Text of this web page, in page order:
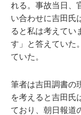
れる。事故当日、
い合わせに吉田氏
ると私は考えてい
す」と答えていた
ていた。
筆者は吉田調書の
を考えると吉田氏
ており、朝日報道